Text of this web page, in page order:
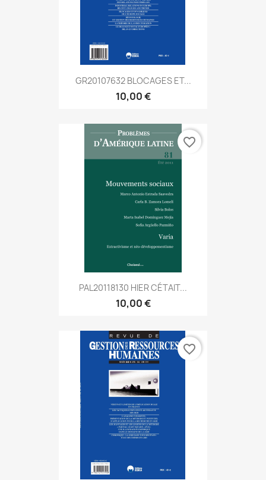
GR20107632 BLOCAGES ET...
10,00 €
PAL20118130 HIER CÉTAIT...
10,00 €
favorite_border
favorite_border